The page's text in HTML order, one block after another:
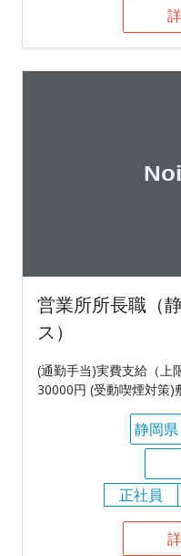
営業所所長職（
ス）
(通勤手当)実費支給（上
30000円 (受動喫煙対策)
静岡県
正社員